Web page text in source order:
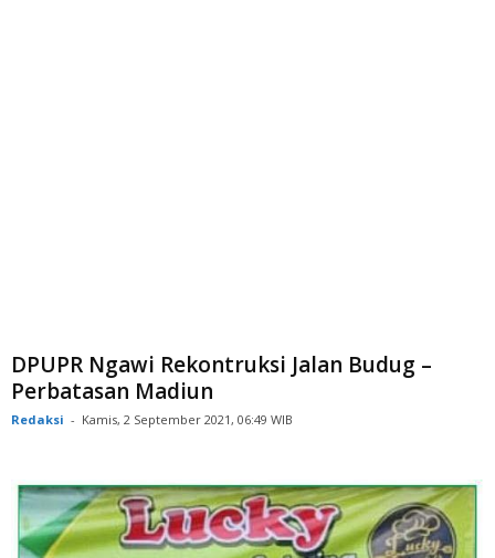
DPUPR Ngawi Rekontruksi Jalan Budug –
Perbatasan Madiun
Redaksi - Kamis, 2 September 2021, 06:49 WIB